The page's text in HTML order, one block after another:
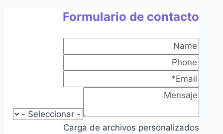
Formulario de contacto
Carga de archivos personalizados